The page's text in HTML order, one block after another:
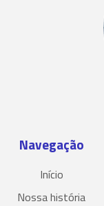
Navegação
Início
Nossa história